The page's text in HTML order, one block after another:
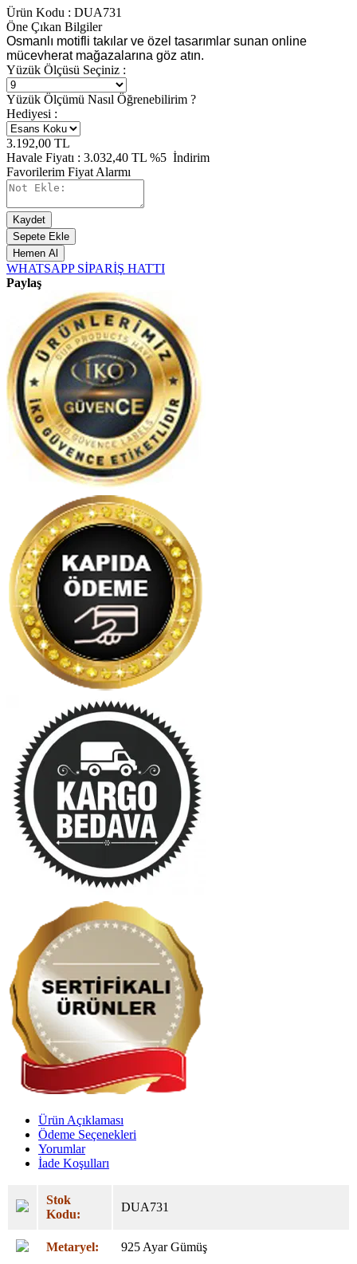
Ürün Kodu : DUA731
Öne Çıkan Bilgiler
Osmanlı motifli takılar ve özel tasarımlar sunan online
mücevherat mağazalarına göz atın.
Yüzük Ölçüsü Seçiniz :
Yüzük Ölçümü Nasıl Öğrenebilirim ?
Hediyesi :
3.192,00 TL
Havale Fiyatı : 3.032,40 TL %5 İndirim
Favorilerim Fiyat Alarmı
Kaydet
Sepete Ekle
Hemen Al
WHATSAPP SİPARİŞ HATTI
Paylaş
Ürün Açıklaması
Ödeme Seçenekleri
Yorumlar
İade Koşulları
Stok
Kodu:
DUA731
Metaryel: 925 Ayar Gümüş